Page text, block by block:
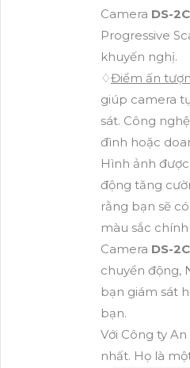
Camera DS-
Progressive
khuyến nghị.
♢Điểm ấn
giúp camera
sát. Công
đình hoặc
Hình ảnh
động tăng
rằng bạn sẽ
màu sắc chính
Camera DS-
chuyển động,
bạn giám sát
bạn.
Với Công ty
nhất. Họ là